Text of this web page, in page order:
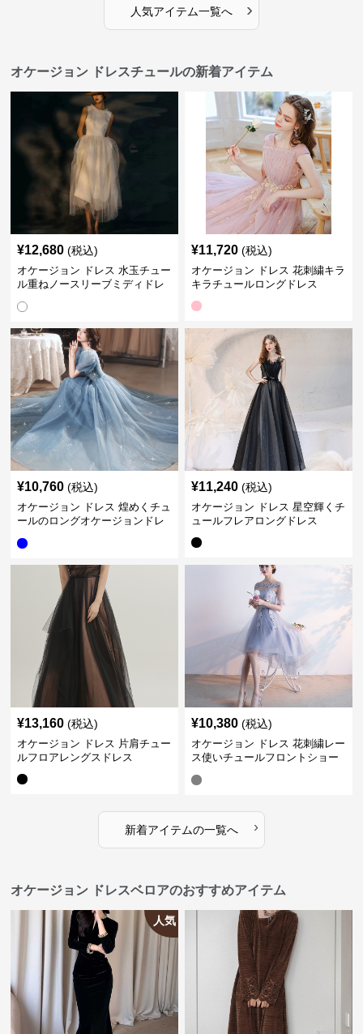
人気アイテム一覧へ ›
オケージョン ドレスチュールの新着アイテム
¥12,680 (税込)
オケージョン ドレス 水玉チュー
ル重ねノースリーブミディドレ
¥11,720 (税込)
オケージョン ドレス 花刺繍キラ
キラチュールロングドレス
¥10,760 (税込)
オケージョン ドレス 煌めくチュ
ールのロングオケージョンドレ
¥11,240 (税込)
オケージョン ドレス 星空輝くチ
ュールフレアロングドレス
¥13,160 (税込)
オケージョン ドレス 片肩チュー
ルフロアレングスドレス
¥10,380 (税込)
オケージョン ドレス 花刺繍レー
ス使いチュールフロントショー
新着アイテムの一覧へ ›
オケージョン ドレスベロアのおすすめアイテム
人気